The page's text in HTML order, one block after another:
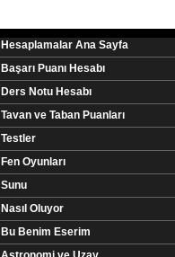
Hesaplamalar Ana Sayfa
Başarı Puanı Hesabı
Ders Notu Hesabı
Tavan ve Taban Puanları
Testler
Fen Oyunları
Sunu
Nasıl Oluyor
Bu Benim Eserim